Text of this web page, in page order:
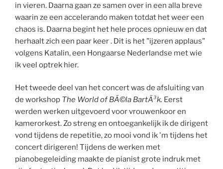
in vieren. Daarna gaan ze samen over in een alla breve
waarin ze een accelerando maken totdat het weer een
chaos is. Daarna begint het hele proces opnieuw en dat
herhaalt zich een paar keer . Dit is het "ijzeren applaus"
volgens Katalin, een Hongaarse Nederlandse met wie
ik veel optrek hier.
Het tweede deel van het concert was de afsluiting van
de workshop The World of BÃ©la BartÃ³k. Eerst
werden werken uitgevoerd voor vrouwenkoor en
kamerorkest. Zo streng en ontoegankelijk ik de dirigent
vond tijdens de repetitie, zo mooi vond ik 'm tijdens het
concert dirigeren! Tijdens de werken met
pianobegeleiding maakte de pianist grote indruk met